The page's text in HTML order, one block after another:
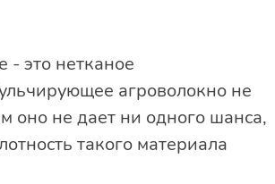
- это нетканое
агроволокно не
оно не дает ни одного шанса,
такого материала